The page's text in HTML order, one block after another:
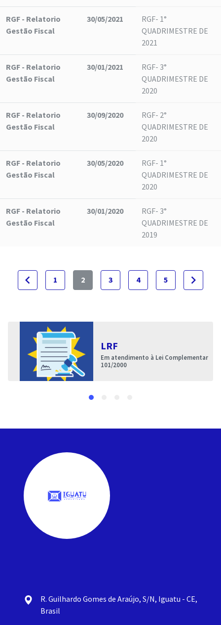
RGF - Relatorio
Gestão Fiscal
30/05/2021
RGF- 1°
QUADRIMESTRE DE
2021
RGF - Relatorio
Gestão Fiscal
30/01/2021
RGF- 3°
QUADRIMESTRE DE
2020
RGF - Relatorio
Gestão Fiscal
30/09/2020
RGF- 2°
QUADRIMESTRE DE
2020
RGF - Relatorio
Gestão Fiscal
30/05/2020
RGF- 1°
QUADRIMESTRE DE
2020
RGF - Relatorio
Gestão Fiscal
30/01/2020
RGF- 3°
QUADRIMESTRE DE
2019
navigate_before 1 2 3 4 5 navigate_next
LRF
Em atendimento à Lei Complementar
101/2000
R. Guilhardo Gomes de Araújo, S/N, Iguatu - CE,
Brasil